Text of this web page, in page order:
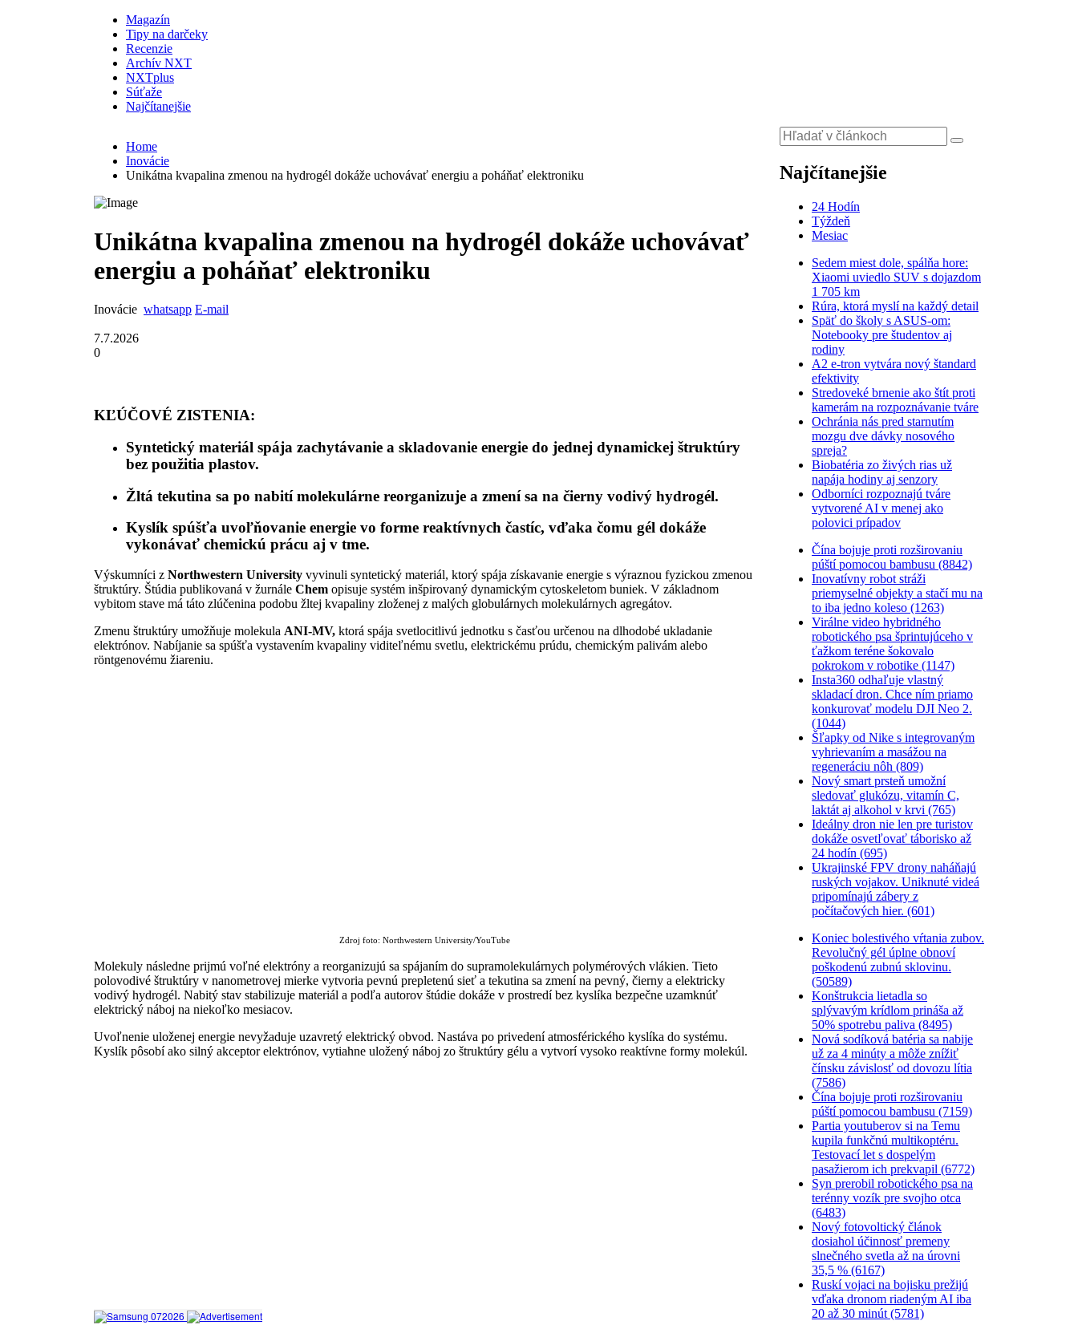
Magazín
Tipy na darčeky
Recenzie
Archív NXT
NXTplus
Súťaže
Najčítanejšie
Home
Inovácie
Unikátna kvapalina zmenou na hydrogél dokáže uchovávať energiu a poháňať elektroniku
Unikátna kvapalina zmenou na hydrogél dokáže uchovávať
energiu a poháňať elektroniku
Inovácie whatsapp E-mail
7.7.2026
0
KĽÚČOVÉ ZISTENIA:
Syntetický materiál spája zachytávanie a skladovanie energie do jednej dynamickej štruktúry
bez použitia plastov.
Žltá tekutina sa po nabití molekulárne reorganizuje a zmení sa na čierny vodivý hydrogél.
Kyslík spúšťa uvoľňovanie energie vo forme reaktívnych častíc, vďaka čomu gél dokáže
vykonávať chemickú prácu aj v tme.
Výskumníci z Northwestern University vyvinuli syntetický materiál, ktorý spája získavanie energie s výraznou fyzickou zmenou
štruktúry. Štúdia publikovaná v žurnále Chem opisuje systém inšpirovaný dynamickým cytoskeletom buniek. V základnom
vybitom stave má táto zlúčenina podobu žltej kvapaliny zloženej z malých globulárnych molekulárnych agregátov.
Zmenu štruktúry umožňuje molekula ANI-MV, ktorá spája svetlocitlivú jednotku s časťou určenou na dlhodobé ukladanie
elektrónov. Nabíjanie sa spúšťa vystavením kvapaliny viditeľnému svetlu, elektrickému prúdu, chemickým palivám alebo
röntgenovému žiareniu.
Zdroj foto: Northwestern University/YouTube
Molekuly následne prijmú voľné elektróny a reorganizujú sa spájaním do supramolekulárnych polymérových vlákien. Tieto
polovodivé štruktúry v nanometrovej mierke vytvoria pevnú prepletenú sieť a tekutina sa zmení na pevný, čierny a elektricky
vodivý hydrogél. Nabitý stav stabilizuje materiál a podľa autorov štúdie dokáže v prostredí bez kyslíka bezpečne uzamknúť
elektrický náboj na niekoľko mesiacov.
Uvoľnenie uloženej energie nevyžaduje uzavretý elektrický obvod. Nastáva po privedení atmosférického kyslíka do systému.
Kyslík pôsobí ako silný akceptor elektrónov, vytiahne uložený náboj zo štruktúry gélu a vytvorí vysoko reaktívne formy molekúl.
Najčítanejšie
24 Hodín
Týždeň
Mesiac
Sedem miest dole, spálňa hore:
Xiaomi uviedlo SUV s dojazdom
1 705 km
Rúra, ktorá myslí na každý detail
Späť do školy s ASUS-om:
Notebooky pre študentov aj
rodiny
A2 e-tron vytvára nový štandard
efektivity
Stredoveké brnenie ako štít proti
kamerám na rozpoznávanie tváre
Ochránia nás pred starnutím
mozgu dve dávky nosového
spreja?
Biobatéria zo živých rias už
napája hodiny aj senzory
Odborníci rozpoznajú tváre
vytvorené AI v menej ako
polovici prípadov
Čína bojuje proti rozširovaniu
púští pomocou bambusu (8842)
Inovatívny robot stráži
priemyselné objekty a stačí mu na
to iba jedno koleso (1263)
Virálne video hybridného
robotického psa šprintujúceho v
ťažkom teréne šokovalo
pokrokom v robotike (1147)
Insta360 odhaľuje vlastný
skladací dron. Chce ním priamo
konkurovať modelu DJI Neo 2.
(1044)
Šľapky od Nike s integrovaným
vyhrievaním a masážou na
regeneráciu nôh (809)
Nový smart prsteň umožní
sledovať glukózu, vitamín C,
laktát aj alkohol v krvi (765)
Ideálny dron nie len pre turistov
dokáže osvetľovať táborisko až
24 hodín (695)
Ukrajinské FPV drony naháňajú
ruských vojakov. Uniknuté videá
pripomínajú zábery z
počítačových hier. (601)
Koniec bolestivého vŕtania zubov.
Revolučný gél úplne obnoví
poškodenú zubnú sklovinu.
(50589)
Konštrukcia lietadla so
splývavým krídlom prináša až
50% spotrebu paliva (8495)
Nová sodíková batéria sa nabije
už za 4 minúty a môže znížiť
čínsku závislosť od dovozu lítia
(7586)
Čína bojuje proti rozširovaniu
púští pomocou bambusu (7159)
Partia youtuberov si na Temu
kupila funkčnú multikoptéru.
Testovací let s dospelým
pasažierom ich prekvapil (6772)
Syn prerobil robotického psa na
terénny vozík pre svojho otca
(6483)
Nový fotovoltický článok
dosiahol účinnosť premeny
slnečného svetla až na úrovni
35,5 % (6167)
Ruskí vojaci na bojisku prežijú
vďaka dronom riadeným AI iba
20 až 30 minút (5781)